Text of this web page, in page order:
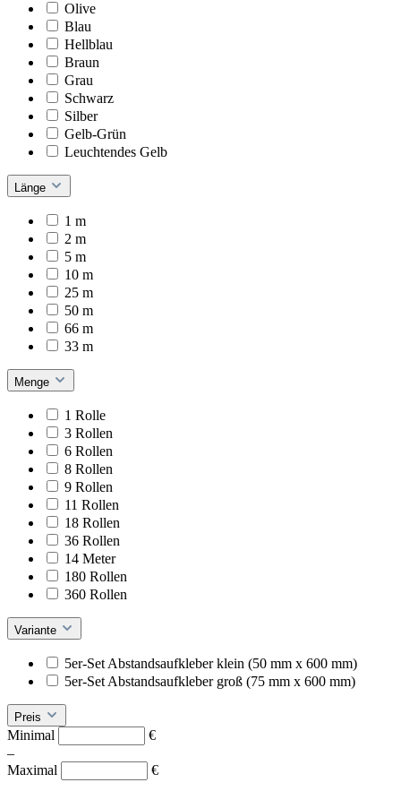
Olive
Blau
Hellblau
Braun
Grau
Schwarz
Silber
Gelb-Grün
Leuchtendes Gelb
Länge
1 m
2 m
5 m
10 m
25 m
50 m
66 m
33 m
Menge
1 Rolle
3 Rollen
6 Rollen
8 Rollen
9 Rollen
11 Rollen
18 Rollen
36 Rollen
14 Meter
180 Rollen
360 Rollen
Variante
5er-Set Abstandsaufkleber klein (50 mm x 600 mm)
5er-Set Abstandsaufkleber groß (75 mm x 600 mm)
Preis
Minimal
€
–
Maximal
€